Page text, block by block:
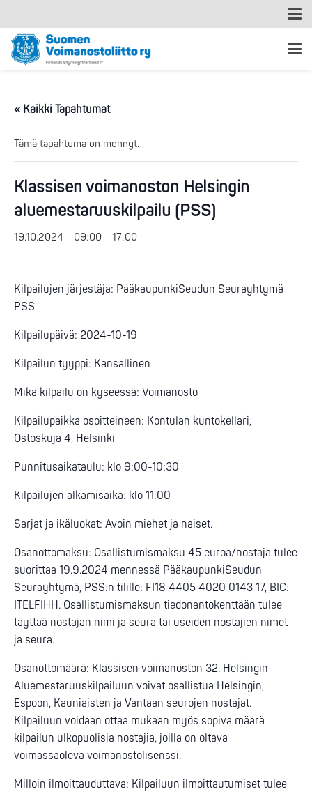
« Kaikki Tapahtumat
Tämä tapahtuma on mennyt.
Klassisen voimanoston Helsingin
aluemestaruuskilpailu (PSS)
19.10.2024 - 09:00 - 17:00
Kilpailujen järjestäjä: PääkaupunkiSeudun Seurayhtymä
PSS
Kilpailupäivä: 2024-10-19
Kilpailun tyyppi: Kansallinen
Mikä kilpailu on kyseessä: Voimanosto
Kilpailupaikka osoitteineen: Kontulan kuntokellari,
Ostoskuja 4, Helsinki
Punnitusaikataulu: klo 9:00-10:30
Kilpailujen alkamisaika: klo 11:00
Sarjat ja ikäluokat: Avoin miehet ja naiset.
Osanottomaksu: Osallistumismaksu 45 euroa/nostaja tulee
suorittaa 19.9.2024 mennessä PääkaupunkiSeudun
Seurayhtymä, PSS:n tilille: FI18 4405 4020 0143 17, BIC:
ITELFIHH. Osallistumismaksun tiedonantokenttään tulee
täyttää nostajan nimi ja seura tai useiden nostajien nimet
ja seura.
Osanottomäärä: Klassisen voimanoston 32. Helsingin
Aluemestaruuskilpailuun voivat osallistua Helsingin,
Espoon, Kauniaisten ja Vantaan seurojen nostajat.
Kilpailuun voidaan ottaa mukaan myös sopiva määrä
kilpailun ulkopuolisia nostajia, joilla on oltava
voimassaoleva voimanostolisenssi.
Milloin ilmoittauduttava: Kilpailuun ilmoittautumiset tulee